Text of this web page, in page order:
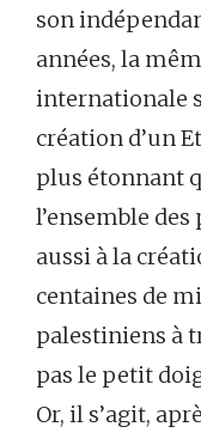
son
années, la
internationale
création d’un
plus étonnant
l’ensemble des
aussi à la
centaines de
palestiniens à
pas le petit
Or, il s’agit,